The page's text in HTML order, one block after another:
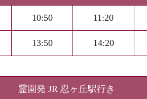
10:50 11:20
13:50 14:20
霊園発 JR 忍ヶ丘駅行き